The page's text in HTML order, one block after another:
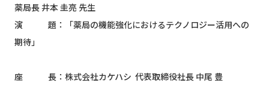
薬局長 井本 圭亮 先生
演 題：「薬局の機能強化におけるテクノロジー活用への
期待」
座 長：株式会社カケハシ 代表取締役社長 中尾 豊